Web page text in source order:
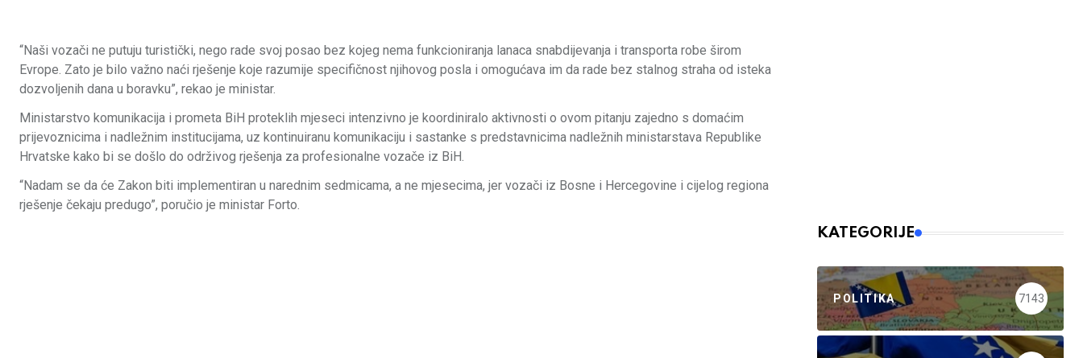
“Naši vozači ne putuju turistički, nego rade svoj posao bez kojeg nema funkcioniranja lanaca snabdijevanja i transporta robe širom
Evrope. Zato je bilo važno naći rješenje koje razumije specifičnost njihovog posla i omogućava im da rade bez stalnog straha od isteka
dozvoljenih dana u boravku”, rekao je ministar.
Ministarstvo komunikacija i prometa BiH proteklih mjeseci intenzivno je koordiniralo aktivnosti o ovom pitanju zajedno s domaćim
prijevoznicima i nadležnim institucijama, uz kontinuiranu komunikaciju i sastanke s predstavnicima nadležnih ministarstava Republike
Hrvatske kako bi se došlo do održivog rješenja za profesionalne vozače iz BiH.
“Nadam se da će Zakon biti implementiran u narednim sedmicama, a ne mjesecima, jer vozači iz Bosne i Hercegovine i cijelog regiona
rješenje čekaju predugo”, poručio je ministar Forto.
KATEGORIJE
POLITIKA 7143